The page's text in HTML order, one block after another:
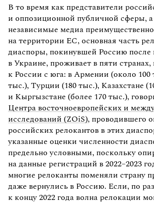
В то время как представители
и оппозиционной публичной сферы,
независимые медиа
на территории ЕС, основная часть
диаспоры, покинувшей Россию после
в Украине, проживает в пяти
к России с юга: в Армении (около 100
тыс.), Турции (180 тыс.), Казахстане
и Кыргызстане (более 170 тыс.),
Центра восточноевропейских и
исследований (ZOiS), проводившего
российских релокантов в этих
указанные оценки численности
предельно условными, поскольку
на данные регистраций в 2022–2023
многие релоканты поменяли страну
даже вернулись в Россию. Если, по
к концу 2022 года волна релокации